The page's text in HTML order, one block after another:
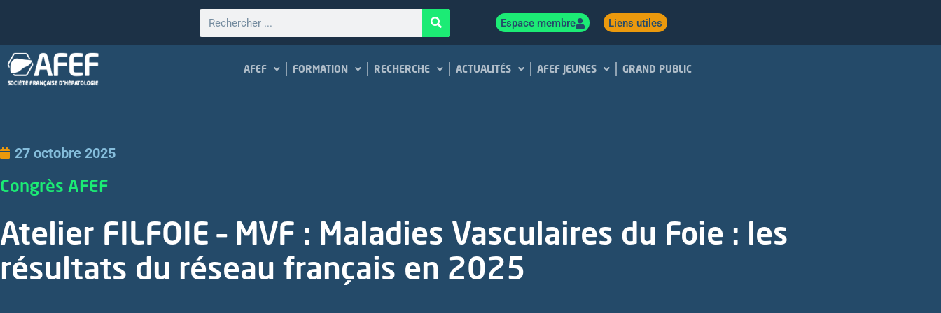
Espace membre Liens utiles
AFEF FORMATION RECHERCHE ACTUALITÉS AFEF JEUNES GRAND PUBLIC
27 octobre 2025
Congrès AFEF
Atelier FILFOIE – MVF : Maladies Vasculaires du Foie : les
résultats du réseau français en 2025